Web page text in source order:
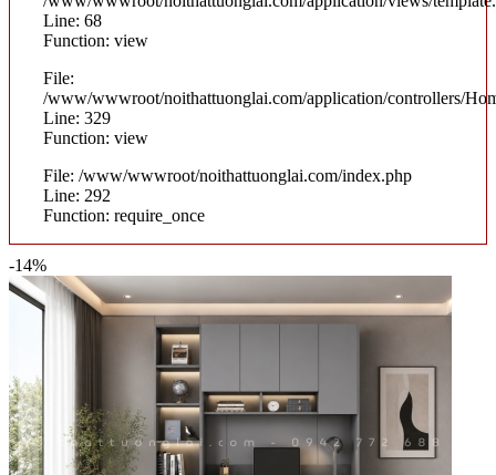
Line: 68
Function: view
File:
/www/wwwroot/noithattuonglai.com/application/controllers/
Line: 329
Function: view
File: /www/wwwroot/noithattuonglai.com/index.php
Line: 292
Function: require_once
-14%